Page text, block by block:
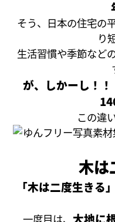
そう、日本の住宅の
り
生活習慣や季節など
が、しかーし！！
この違
木は
「木は二度生きる」
一度目は、 大地に